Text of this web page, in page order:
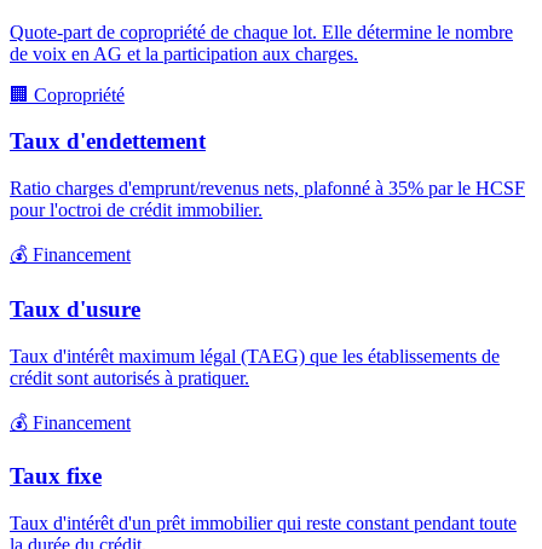
Quote-part de copropriété de chaque lot. Elle détermine le nombre
de voix en AG et la participation aux charges.
🏢 Copropriété
Taux d'endettement
Ratio charges d'emprunt/revenus nets, plafonné à 35% par le HCSF
pour l'octroi de crédit immobilier.
💰 Financement
Taux d'usure
Taux d'intérêt maximum légal (TAEG) que les établissements de
crédit sont autorisés à pratiquer.
💰 Financement
Taux fixe
Taux d'intérêt d'un prêt immobilier qui reste constant pendant toute
la durée du crédit.